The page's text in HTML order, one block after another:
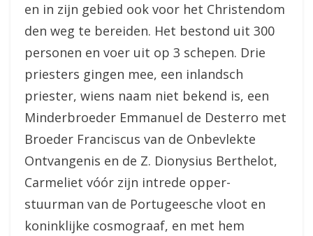
en in zijn gebied ook voor het Christendom
den weg te bereiden. Het bestond uit 300
personen en voer uit op 3 schepen. Drie
priesters gingen mee, een inlandsch
priester, wiens naam niet bekend is, een
Minderbroeder Emmanuel de Desterro met
Broeder Franciscus van de Onbevlekte
Ontvangenis en de Z. Dionysius Berthelot,
Carmeliet vóór zijn intrede opper-
stuurman van de Portugeesche vloot en
koninklijke cosmograaf, en met hem